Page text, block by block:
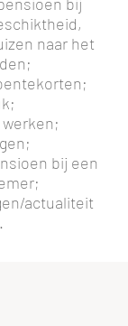
naar het
bij een
actualiteit